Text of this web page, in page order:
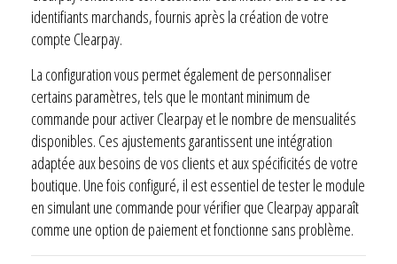
identifiants marchands, fournis après la création de votre
compte Clearpay.
La configuration vous permet également de personnaliser
certains paramètres, tels que le montant minimum de
commande pour activer Clearpay et le nombre de mensualités
disponibles. Ces ajustements garantissent une intégration
adaptée aux besoins de vos clients et aux spécificités de votre
boutique. Une fois configuré, il est essentiel de tester le module
en simulant une commande pour vérifier que Clearpay apparaît
comme une option de paiement et fonctionne sans problème.